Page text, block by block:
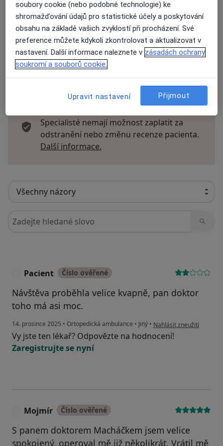
Názory
Přidejte svůj názor
Specialisté nemají možnost zaplatit za
odstranění nebo změnu recenze pacienta.
Další informace.
Hledejte v názorech
Pacient Číslo ověřené
Návštěva proběhla velice kvapně, pan doktor
toho má asi moc.
14. prosince 2025 • Ortopedická ambulance • Jiný • podle názoru uživatele
Nahlásit zneužití
Vy jste ten lékař? Odpovězte na hodnocení!
Zaregistrujte se nyní
Mojmír Číslo ověřené
S panem doktorem Macháčkem jsem velice
spokojený, operoval mě již několikrát. Vrátil mě
soubory cookie (nebo podobné technologie) ke
shromažďování údajů pro statistické účely a poskytování
obsahu na základě vašich zvyklostí při procházení. Své
preference můžete kdykoli zkontrolovat a aktualizovat v
nastavení. Další informace naleznete v zásadách ochrany
soukromí a souborů cookie.
Upravit nastavení Přijmout